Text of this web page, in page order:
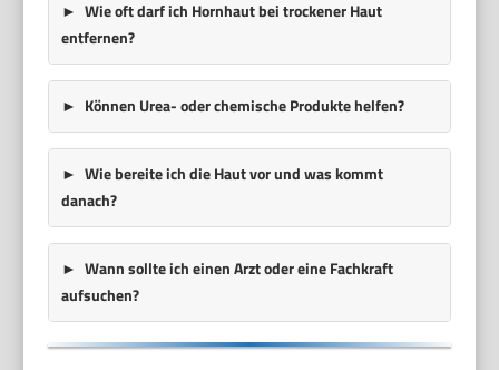
Wie oft darf ich Hornhaut bei trockener Haut
entfernen?
Können Urea- oder chemische Produkte helfen?
Wie bereite ich die Haut vor und was kommt
danach?
Wann sollte ich einen Arzt oder eine Fachkraft
aufsuchen?